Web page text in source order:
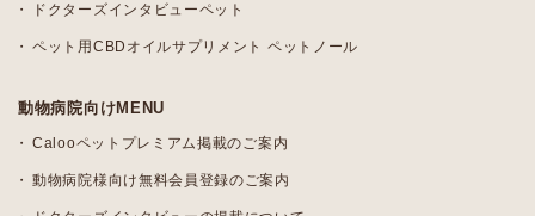
ドクターズインタビューペット
ペット用CBDオイルサプリメント ペットノール
動物病院向けMENU
Calooペットプレミアム掲載のご案内
動物病院様向け無料会員登録のご案内